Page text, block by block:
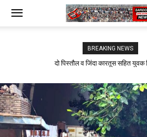
BREAKING NEWS
दो पिस्तौल व जिंदा कारतूस सहित युवक
सफीदों में बिजली कर्मचारियों का